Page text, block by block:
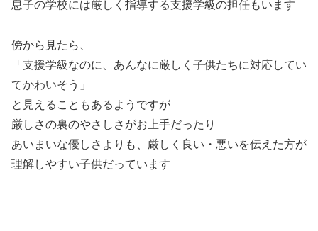
息子の学校には厳しく指導する支援学級の担任もいます
傍から見たら、
「支援学級なのに、あんなに厳しく子供たちに対応してい
てかわいそう」
と見えることもあるようですが
厳しさの裏のやさしさがお上手だったり
あいまいな優しさよりも、厳しく良い・悪いを伝えた方が
理解しやすい子供だっています